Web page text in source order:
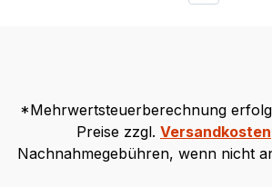
*Mehrwertsteuerberechnung
Preise zzgl. Versandkosten
Nachnahmegebühren, wenn nicht